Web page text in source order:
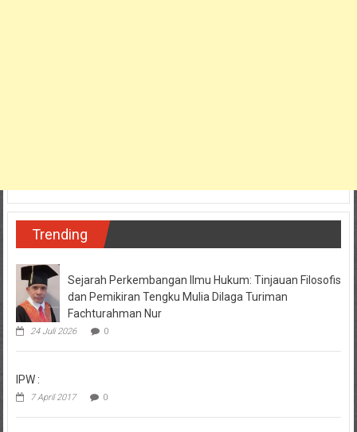
Trending
Sejarah Perkembangan Ilmu Hukum: Tinjauan Filosofis
dan Pemikiran Tengku Mulia Dilaga Turiman
Fachturahman Nur
24 Juli 2026 0
IPW :
7 April 2017 0